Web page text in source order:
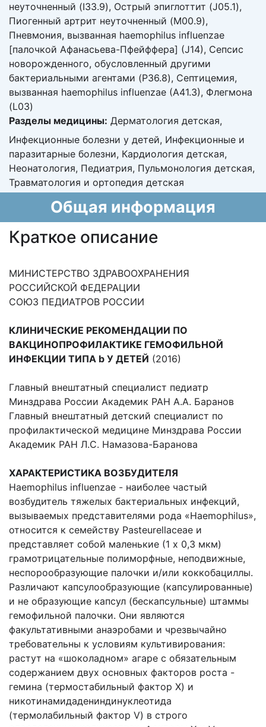
неуточненный (I33.9), Острый эпиглоттит (J05.1),
Пиогенный артрит неуточненный (M00.9),
Пневмония, вызванная haemophilus influenzae
[палочкой Афанасьева-Пфейффера] (J14), Сепсис
новорожденного, обусловленный другими
бактериальными агентами (P36.8), Септицемия,
вызванная haemophilus influenzae (A41.3), Флегмона
(L03)
Разделы медицины: Дерматология детская,
Инфекционные болезни у детей, Инфекционные и
паразитарные болезни, Кардиология детская,
Неонатология, Педиатрия, Пульмонология детская,
Травматология и ортопедия детская
Общая информация
Краткое описание
МИНИСТЕРСТВО ЗДРАВООХРАНЕНИЯ
РОССИЙСКОЙ ФЕДЕРАЦИИ
СОЮЗ ПЕДИАТРОВ РОССИИ
КЛИНИЧЕСКИЕ РЕКОМЕНДАЦИИ ПО
ВАКЦИНОПРОФИЛАКТИКЕ ГЕМОФИЛЬНОЙ
ИНФЕКЦИИ ТИПА b У ДЕТЕЙ (2016)
Главный внештатный специалист педиатр
Минздрава России Академик РАН А.А. Баранов
Главный внештатный детский специалист по
профилактической медицине Минздрава России
Академик РАН Л.С. Намазова-Баранова
ХАРАКТЕРИСТИКА ВОЗБУДИТЕЛЯ
Haemophilus influenzae - наиболее частый
возбудитель тяжелых бактериальных инфекций,
вызываемых представителями рода «Haemophilus»,
относится к семейству Pasteurellaceae и
представляет собой маленькие (1 х 0,3 мкм)
грамотрицательные полиморфные, неподвижные,
неспорообразующие палочки и/или коккобациллы.
Различают капсулообразующие (капсулированные)
и не образующие капсул (бескапсульные) штаммы
гемофильной палочки. Они являются
факультативными анаэробами и чрезвычайно
требовательны к условиям культивирования:
растут на «шоколадном» агаре с обязательным
содержанием двух основных факторов роста -
гемина (термостабильный фактор X) и
никотинамидадениндинуклеотида
(термолабильный фактор V) в строго